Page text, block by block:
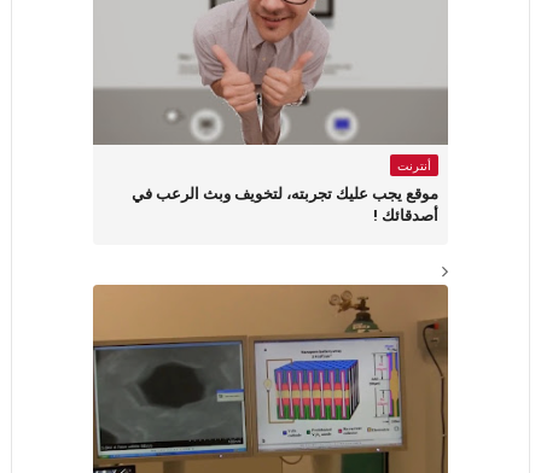
أنترنت
موقع يجب عليك تجربته، لتخويف وبث الرعب في
أصدقائك !